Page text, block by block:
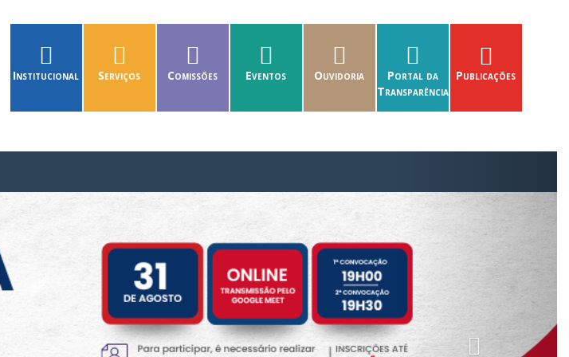
Institucional Serviços Comissões Eventos Ouvidoria
Portal da
Transparência
Publicações